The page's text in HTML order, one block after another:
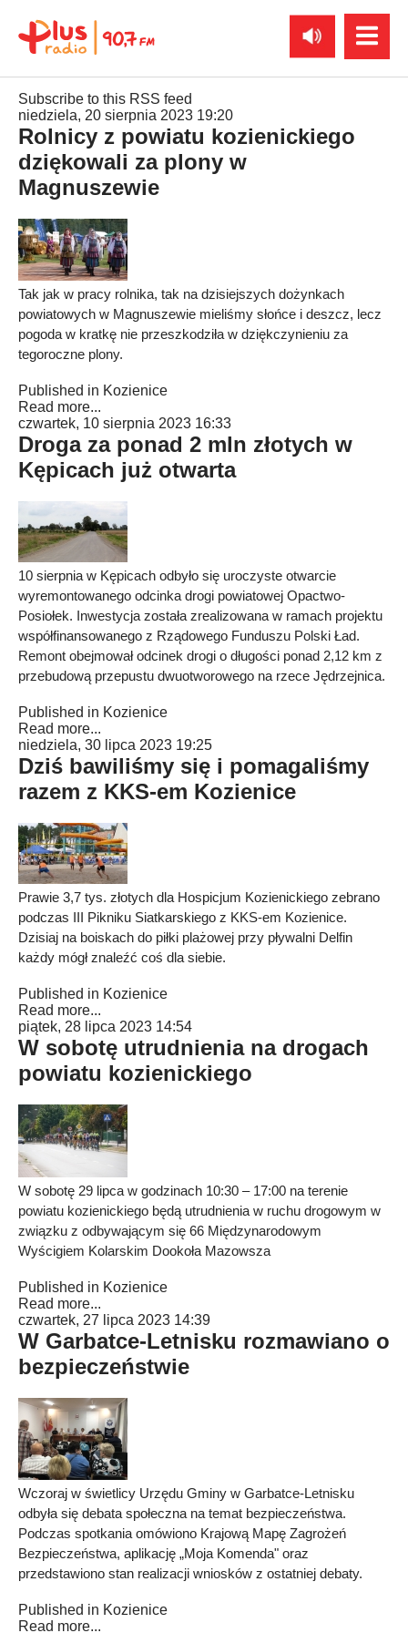
Subscribe to this RSS feed
niedziela, 20 sierpnia 2023 19:20
Rolnicy z powiatu kozienickiego
dziękowali za plony w
Magnuszewie
Tak jak w pracy rolnika, tak na dzisiejszych dożynkach
powiatowych w Magnuszewie mieliśmy słońce i deszcz, lecz
pogoda w kratkę nie przeszkodziła w dziękczynieniu za
tegoroczne plony.
Published in Kozienice
Read more...
czwartek, 10 sierpnia 2023 16:33
Droga za ponad 2 mln złotych w
Kępicach już otwarta
10 sierpnia w Kępicach odbyło się uroczyste otwarcie
wyremontowanego odcinka drogi powiatowej Opactwo-
Posiołek. Inwestycja została zrealizowana w ramach projektu
współfinansowanego z Rządowego Funduszu Polski Ład.
Remont obejmował odcinek drogi o długości ponad 2,12 km z
przebudową przepustu dwuotworowego na rzece Jędrzejnica.
Published in Kozienice
Read more...
niedziela, 30 lipca 2023 19:25
Dziś bawiliśmy się i pomagaliśmy
razem z KKS-em Kozienice
Prawie 3,7 tys. złotych dla Hospicjum Kozienickiego zebrano
podczas III Pikniku Siatkarskiego z KKS-em Kozienice.
Dzisiaj na boiskach do piłki plażowej przy pływalni Delfin
każdy mógł znaleźć coś dla siebie.
Published in Kozienice
Read more...
piątek, 28 lipca 2023 14:54
W sobotę utrudnienia na drogach
powiatu kozienickiego
W sobotę 29 lipca w godzinach 10:30 – 17:00 na terenie
powiatu kozienickiego będą utrudnienia w ruchu drogowym w
związku z odbywającym się 66 Międzynarodowym
Wyścigiem Kolarskim Dookoła Mazowsza
Published in Kozienice
Read more...
czwartek, 27 lipca 2023 14:39
W Garbatce-Letnisku rozmawiano o
bezpieczeństwie
Wczoraj w świetlicy Urzędu Gminy w Garbatce-Letnisku
odbyła się debata społeczna na temat bezpieczeństwa.
Podczas spotkania omówiono Krajową Mapę Zagrożeń
Bezpieczeństwa, aplikację „Moja Komenda" oraz
przedstawiono stan realizacji wniosków z ostatniej debaty.
Published in Kozienice
Read more...